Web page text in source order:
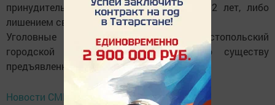
принудительными работами на срок до 2 лет, либо
лишением свободы на тот же срок.
Уголовные дела направлены в Чис­топольский
городской суд для рассмотрения по существу
предъявленного обвинения.
Новости СМИ2